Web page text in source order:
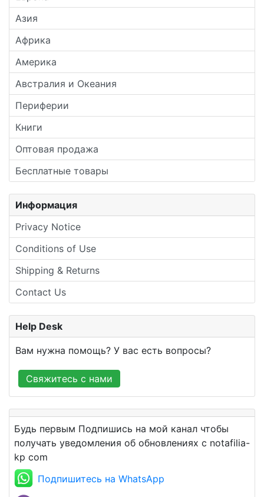
Азия
Африка
Америка
Австралия и Океания
Периферии
Книги
Оптовая продажа
Бесплатные товары
Информация
Privacy Notice
Conditions of Use
Shipping & Returns
Contact Us
Help Desk
Вам нужна помощь? У вас есть вопросы?
Свяжитесь с нами
Будь первым Подпишись на мой канал чтобы
получать уведомления об обновлениях с notafilia-
kp com
Подпишитесь на WhatsApp